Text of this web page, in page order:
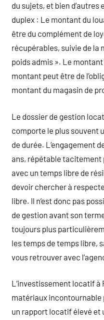
du sujets, et bien
duplex : Le montant du
être du complément de
récupérables, suivie de la
poids admis ». Le
montant peut être de
montant du magasin de
Le dossier de gestion
comporte le plus souvent
de durée. L’engagement
ans, répétable tacitement
avec un temps libre de
devoir chercher à
libre. Il n’est donc pas
de gestion avant son
toujours plus
les temps de temps libre,
vous retrouver avec
L’investissement locatif à
matériaux incontournable
un rapport locatif élevé et